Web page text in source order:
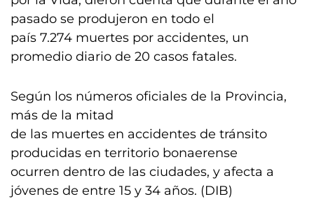
pasado se produjeron en todo el
país 7.274 muertes por accidentes, un
promedio diario de 20 casos fatales.
Según los números oficiales de la Provincia,
más de la mitad
de las muertes en accidentes de tránsito
producidas en territorio bonaerense
ocurren dentro de las ciudades, y afecta a
jóvenes de entre 15 y 34 años. (DIB)